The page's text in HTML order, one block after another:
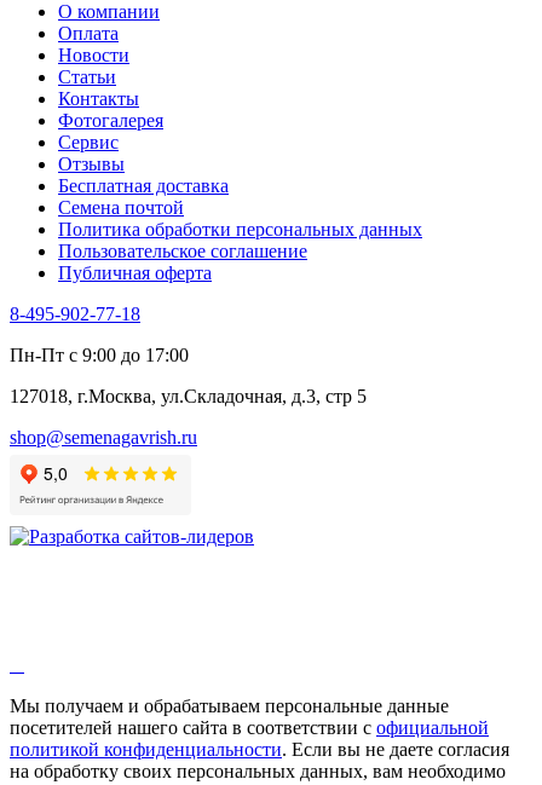
О компании
Оплата
Новости
Статьи
Контакты
Фотогалерея​
Сервис
Отзывы
Бесплатная доставка
Семена почтой
Политика обработки персональных данных
Пользовательское соглашение
Публичная оферта
8-495-902-77-18
Пн-Пт с 9:00 до 17:00
127018, г.Москва, ул.Складочная, д.3, стр 5
shop@semenagavrish.ru
Мы получаем и обрабатываем персональные данные
посетителей нашего сайта в соответствии с официальной
политикой конфиденциальности. Если вы не даете согласия
на обработку своих персональных данных, вам необходимо